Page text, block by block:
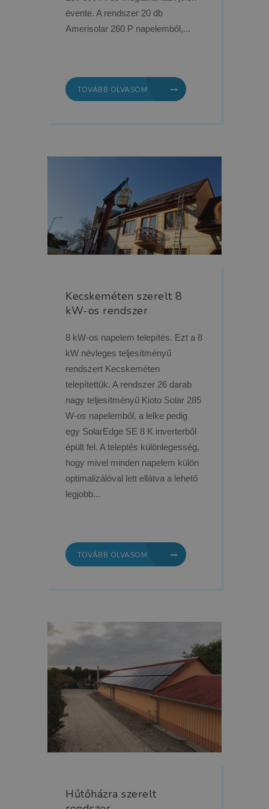
évente. A rendszer 20 db
Amerisolar 260 P napelemből,...
TOVÁBB OLVASOM
Kecskeméten szerelt 8
kW-os rendszer
8 kW-os napelem telepítés. Ezt a 8
kW névleges teljesítményű
rendszert Kecskeméten
telepítettük. A rendszer 26 darab
nagy teljesítményű Kioto Solar 285
W-os napelemből, a lelke pedig
egy SolarEdge SE 8 K inverterből
épült fel. A teleptés különlegesség,
hogy mivel minden napelem külön
optimalizálóval lett ellátva a lehető
legjobb...
TOVÁBB OLVASOM
Hűtőházra szerelt